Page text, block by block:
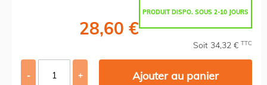
PRODUIT DISPO. SOUS 2-10 JOURS
28,60 €
Soit 34,32 € TTC
- + Ajouter au panier